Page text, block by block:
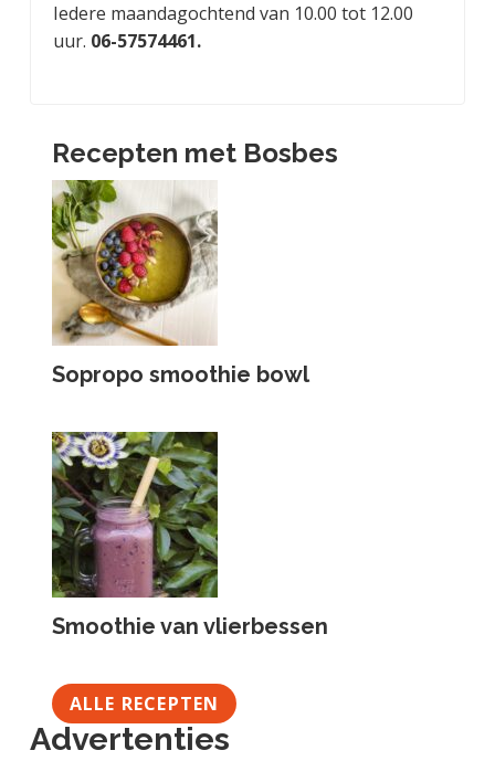
Iedere maandagochtend van 10.00 tot 12.00
uur. 06-57574461.
Recepten met Bosbes
Sopropo smoothie bowl
Smoothie van vlierbessen
ALLE RECEPTEN
Advertenties